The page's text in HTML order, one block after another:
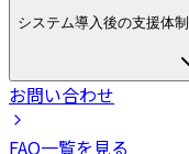
システム導入後の支援体
お問い合わせ
FAQ一覧を見る